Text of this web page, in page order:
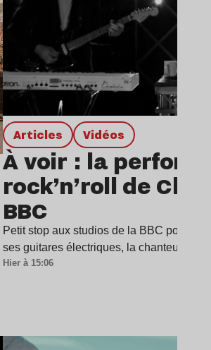
Articles Vidéos
À voir : la
rock’n’roll de
BBC
Petit stop aux studios de la BBC pour
ses guitares électriques, la chanteuse a
Hier à 15:06